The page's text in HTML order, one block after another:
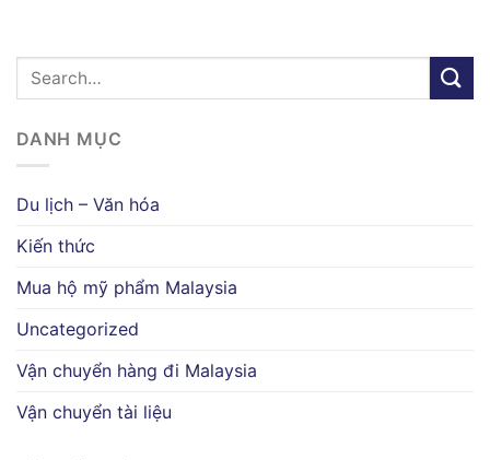
DANH MỤC
Du lịch – Văn hóa
Kiến thức
Mua hộ mỹ phẩm Malaysia
Uncategorized
Vận chuyển hàng đi Malaysia
Vận chuyển tài liệu